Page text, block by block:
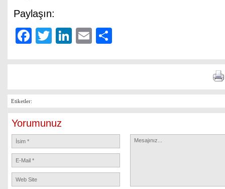
Paylaşın:
Facebook
TwitterLinkedIn
Email
Etiketler:
Yorumunuz